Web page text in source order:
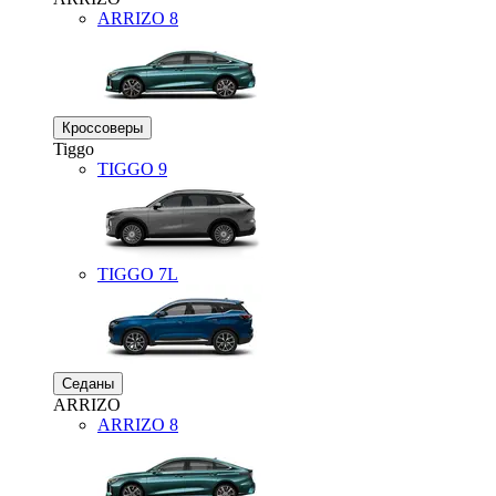
ARRIZO 8
Кроссоверы
Tiggo
TIGGO 9
TIGGO 7L
Седаны
ARRIZO
ARRIZO 8